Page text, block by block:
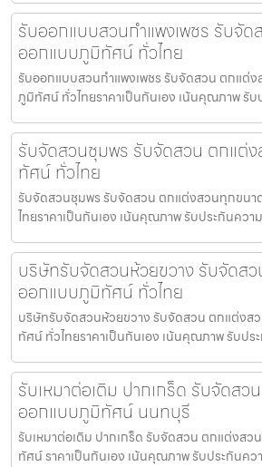
รับออกแบบสวนกำแพงเพชร รับจั
ออกแบบภูมิทัศน์ ทั่วไทย
รับออกแบบสวนกำแพงเพชร รับจัดสวน ตกแต่
ภูมิทัศน์ ทั่วไทยราคาเป็นกันเอง เน้นคุณภาพ รั
รับจัดสวนชุมพร รับจัดสวน ตกแต่
ทัศน์ ทั่วไทย
รับจัดสวนชุมพร รับจัดสวน ตกแต่งสวนทุกขน
ไทยราคาเป็นกันเอง เน้นคุณภาพ รับประกันคว
บริษัทรับจัดสวนห้วยขวาง รับจัดส
ออกแบบภูมิทัศน์ ทั่วไทย
บริษัทรับจัดสวนห้วยขวาง รับจัดสวน ตกแต่ง
ทัศน์ ทั่วไทยราคาเป็นกันเอง เน้นคุณภาพ รับปร
รับเหมาต่อเติม ปากเกร็ด รับจัดสว
ออกแบบภูมิทัศน์ นนทบุรี
รับเหมาต่อเติม ปากเกร็ด รับจัดสวน ตกแต่งส
ทัศน์ ราคาเป็นกันเอง เน้นคุณภาพ รับประกันค